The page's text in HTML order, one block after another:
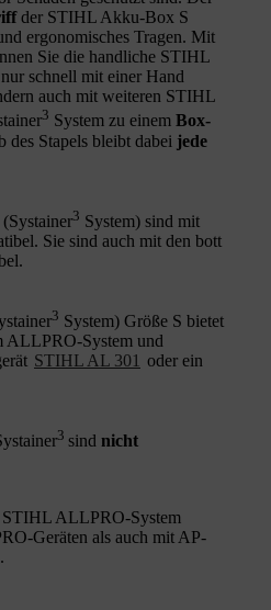
der STIHL Akku-Box S
ergonomisches Tragen. Mit
Sie die handliche STIHL
schnell mit einer Hand
auch mit weiteren STIHL
3 System zu einem Box-
des Stapels bleibt dabei jede
3 System) sind mit
Sie sind auch mit den bott
3 System) Größe S bietet
ALLPRO-System und
STIHL AL 301 oder ein
3 sind nicht
STIHL ALLPRO-System
Geräten als auch mit AP-